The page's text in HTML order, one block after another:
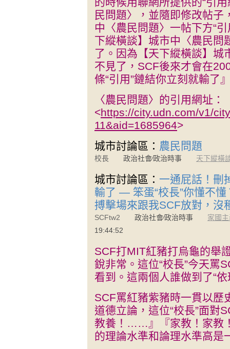
民問題〉，並隨即修改帖子
中〈農民問題〉一帖下方“
下縱橫談】城市中〈農民問
了。因為【天下縱橫談】城
不見了，SCF後來才會在
條“引用”鏈結你立刻就輸了
〈農民問題〉的引用網址：
<https://city.udn.com/v1/
11&aid=1685964>
城市討論區： 農民問題
校長 政治社會∕政治時事 天下縱橫
城市討論區： 一通屁話！刪
輸了 — 笨蛋“校長”你懂不
搏擊場來跟我SCF放對，沒
SCFtw2 政治社會∕政治時事 家國
19:44:52
SCF打MIT紅豬打烏龜的舉
銳非常。這位“校長”今天罵
看到。這兩個人誰做到了“
SCF罵紅豬紫豬時一貫以歷
道德立論，這位“校長”面對
教養！……』『家教！家教
的理論水準和論理水準高是